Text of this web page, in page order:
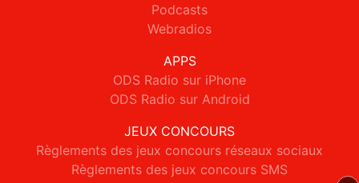
Podcasts
Webradios
APPS
ODS Radio sur iPhone
ODS Radio sur Android
JEUX CONCOURS
Règlements des jeux concours réseaux sociaux
Règlements des jeux concours SMS